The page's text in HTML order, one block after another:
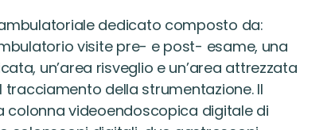
dedicato composto da:
visite pre- e post- esame, una
un’area risveglio e un’area attrezzata
tracciamento della strumentazione. Il
colonna videoendoscopica digitale di